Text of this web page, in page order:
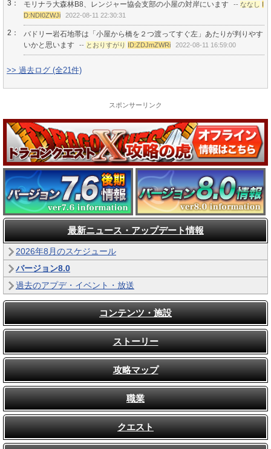
3： モリナラ大森林B8、レンジャー協会支部の小屋の対岸にいます -- ななし I
D:NDI0ZWJi
2022-08-11 22:30:31
2：
バドリー岩石地帯は「小屋から橋を２つ渡ってすぐ左」あたりが判りやす
いかと思います
-- とおりすがり ID:ZDJmZWRi 2022-08-11 16:59:00
>> 過去ログ (全21件)
スポンサーリンク
最新ニュース・アップデート情報
2026年8月のスケジュール
バージョン8.0
過去のアプデ・イベント・放送
コンテンツ・施設
ストーリー
攻略マップ
職業
クエスト